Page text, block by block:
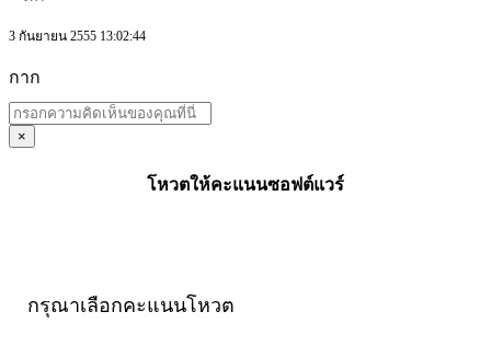
3 กันยายน 2555 13:02:44
กาก
×
โหวตให้คะแนนซอฟต์แวร์
กรุณาเลือกคะแนนโหวต